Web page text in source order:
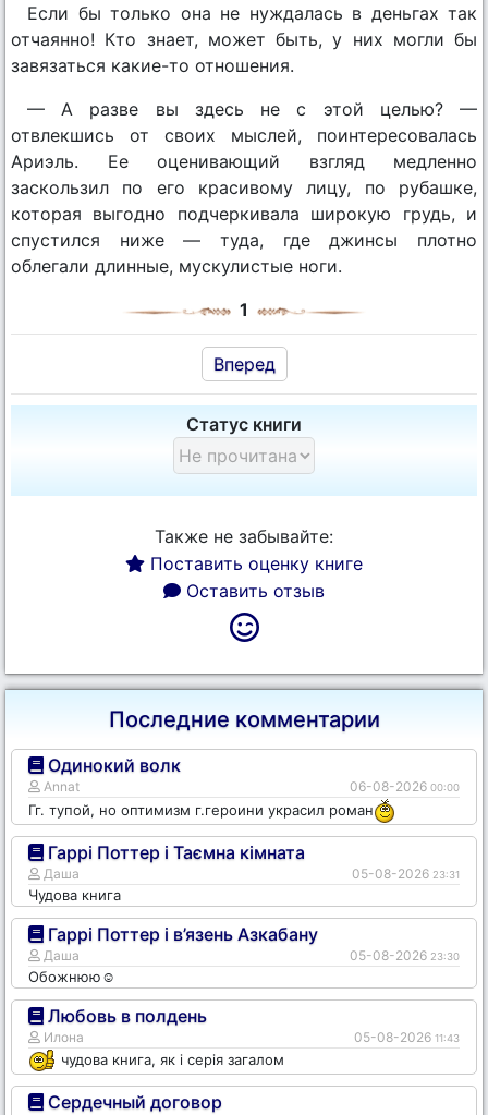
Если бы только она не нуждалась в деньгах так
отчаянно! Кто знает, может быть, у них могли бы
завязаться какие-то отношения.
— А разве вы здесь не с этой целью? —
отвлекшись от своих мыслей, поинтересовалась
Ариэль. Ее оценивающий взгляд медленно
заскользил по его красивому лицу, по рубашке,
которая выгодно подчеркивала широкую грудь, и
спустился ниже — туда, где джинсы плотно
облегали длинные, мускулистые ноги.
1
Вперед
Статус книги
Также не забывайте:
Поставить оценку книге
Оставить отзыв
Последние комментарии
Одинокий волк
Annat 06-08-2026 00:00
Гг. тупой, но оптимизм г.героини украсил роман
Гаррі Поттер і Таємна кімната
Даша 05-08-2026 23:31
Чудова книга
Гаррі Поттер і в’язень Азкабану
Даша 05-08-2026 23:30
Обожнюю☺️
Любовь в полдень
Илона 05-08-2026 11:43
чудова книга, як і серія загалом
Сердечный договор